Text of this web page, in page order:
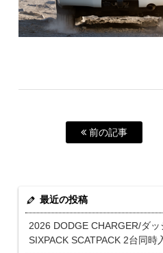
前の記事
最近の投稿
2026 DODGE CHARGER/ダ
SIXPACK SCATPACK 2台同時